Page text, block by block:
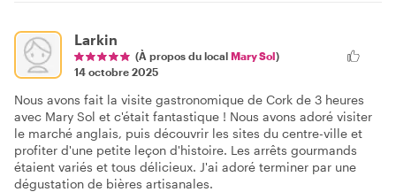
Larkin
(À propos du local Mary Sol)
14 octobre 2025
Nous avons fait la visite gastronomique de Cork de 3 heures
avec Mary Sol et c'était fantastique ! Nous avons adoré visiter
le marché anglais, puis découvrir les sites du centre-ville et
profiter d'une petite leçon d'histoire. Les arrêts gourmands
étaient variés et tous délicieux. J'ai adoré terminer par une
dégustation de bières artisanales.